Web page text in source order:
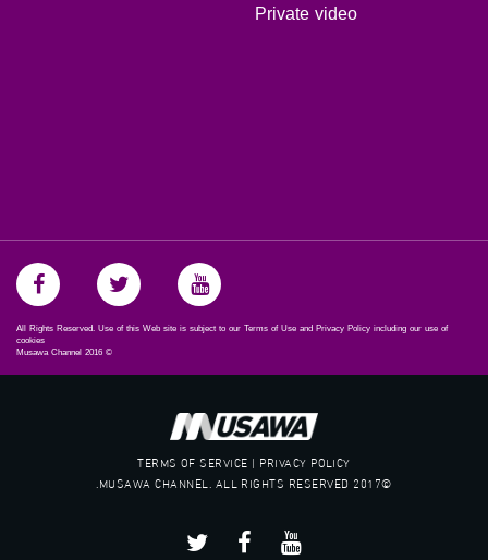
Private video
All Rights Reserved. Use of this Web site is subject to our Terms of Use and Privacy Policy including our use of
cookies
©
2016
TERMS OF SERVICE | PRIVACY POLICY
©2017 MUSAWA CHANNEL. ALL RIGHTS RESERVED.